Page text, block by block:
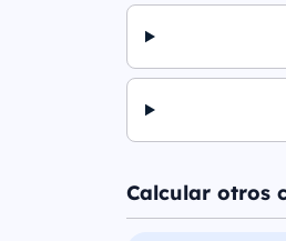
Calcular otros